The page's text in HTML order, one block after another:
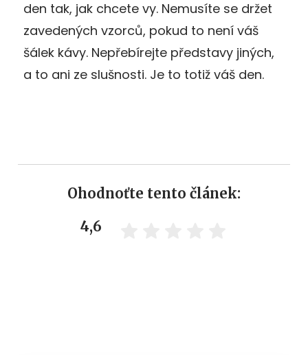
den tak, jak chcete vy. Nemusíte se držet
zavedených vzorců, pokud to není váš
šálek kávy. Nepřebírejte představy jiných,
a to ani ze slušnosti. Je to totiž váš den.
Ohodnoťte tento článek:
4,6